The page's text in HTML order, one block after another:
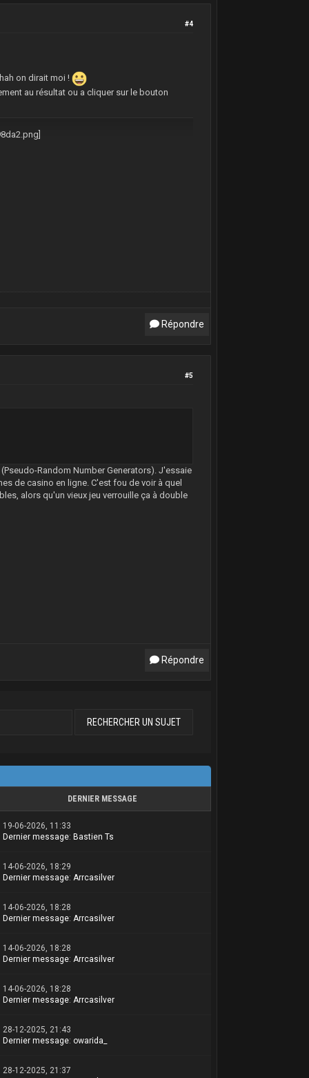
#4
on dirait moi !
au résultat ou a cliquer sur le bouton
Répondre
#5
Random Number Generators). J'essaie
de casino en ligne. C'est fou de voir à quel
alors qu'un vieux jeu verrouille ça à double
Répondre
DERNIER MESSAGE
19-06-2026, 11:33
Dernier message: Bastien Ts
14-06-2026, 18:29
Dernier message: Arrcasilver
14-06-2026, 18:28
Dernier message: Arrcasilver
14-06-2026, 18:28
Dernier message: Arrcasilver
14-06-2026, 18:28
Dernier message: Arrcasilver
28-12-2025, 21:43
Dernier message: owarida_
28-12-2025, 21:37